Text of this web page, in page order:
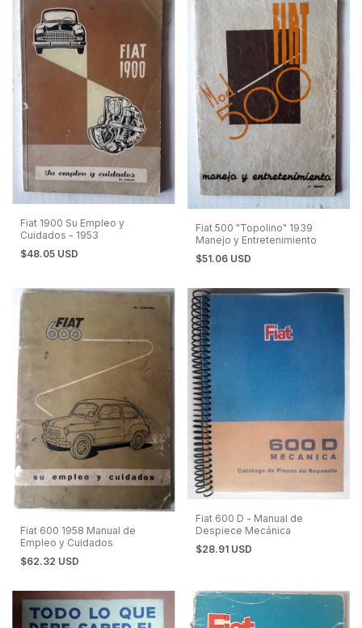
Fiat 1900 Su Empleo y
Cuidados - 1953
$48.05 USD
Fiat 500 "Topolino" 1939
Manejo y Entretenimiento
$51.06 USD
Fiat 600 1958 Manual de
Empleo y Cuidados
$62.32 USD
Fiat 600 D - Manual de
Despiece Mecánica
$28.91 USD